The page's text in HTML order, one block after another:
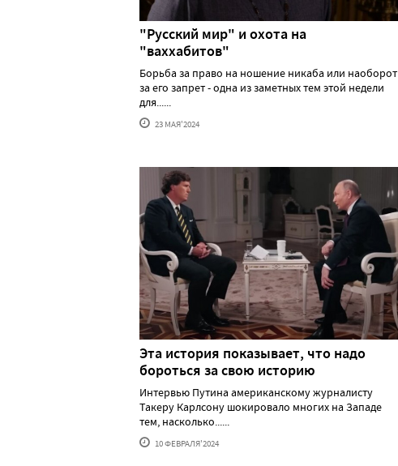
"Русский мир" и охота на
"ваххабитов"
Борьба за право на ношение никаба или наоборот
за его запрет - одна из заметных тем этой недели
для......
23 МАЯ'2024
Эта история показывает, что надо
бороться за свою историю
Интервью Путина американскому журналисту
Такеру Карлсону шокировало многих на Западе
тем, насколько......
10 ФЕВРАЛЯ'2024